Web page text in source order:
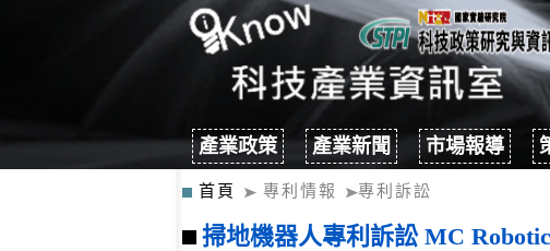
產業政策 產業新聞 市場報導
首頁 專利情報 專利訴訟
掃地機器人專利訴訟 MC